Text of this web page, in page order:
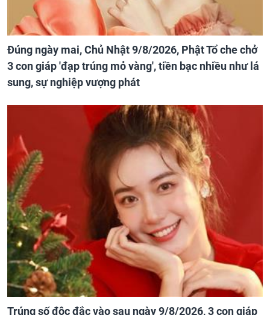
Đúng ngày mai, Chủ Nhật 9/8/2026, Phật Tổ che chở
3 con giáp 'đạp trúng mỏ vàng', tiền bạc nhiều như lá
sung, sự nghiệp vượng phát
Trúng số độc đắc vào sau ngày 9/8/2026, 3 con giáp